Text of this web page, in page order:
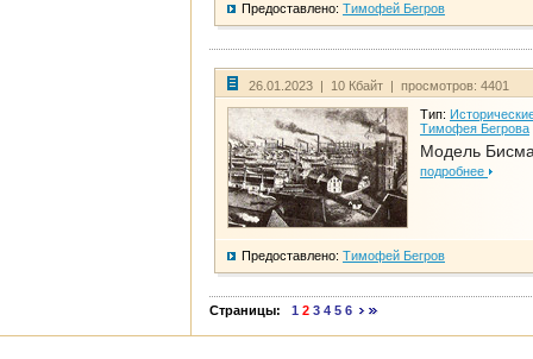
Предоставлено: Тимофей Бегров
26.01.2023 | 10 Кбайт | просмотров: 4401
Тип:
Тимофея Бегрова
Модель
подробнее
Предоставлено: Тимофей Бегров
Страницы: 1 2 3 4 5 6